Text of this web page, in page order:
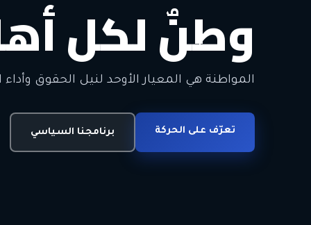
وطنٌ لكل
المواطنة هي المعيار الأوحد لنيل الحقوق وأداء
تعرّف على الحركة برنامجنا السياسي
معاً من أجل
الحرية • الوحدة • السلام • الديمقراطية
انضم للحركة اتصل بنا